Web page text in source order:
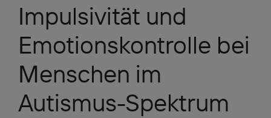
Impulsivität und
Emotionskontrolle bei
Menschen im
Autismus-Spektrum